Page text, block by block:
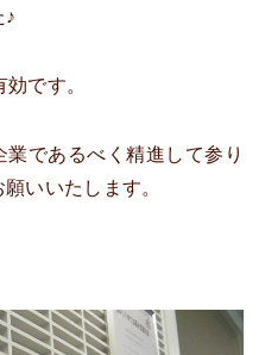
♪
です。
であるべく精進して参り
いいたします。